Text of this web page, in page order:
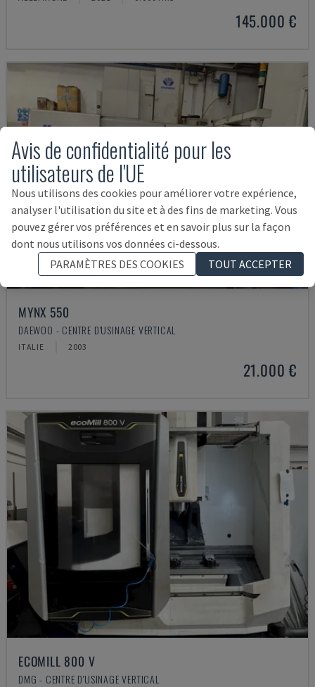
145.000 €
MYNX 550
DAEWOO - CENTRE D'USINAGE VERTICAL
ITALIE 2003
21.000 €
ECOMILL 800 V
DMG - CENTRE D'USINAGE VERTICAL
Avis de confidentialité pour les
utilisateurs de l'UE
Nous utilisons des cookies pour améliorer votre expérience,
analyser l'utilisation du site et à des fins de marketing. Vous
pouvez gérer vos préférences et en savoir plus sur la façon
dont nous utilisons vos données ci-dessous.
PARAMÈTRES DES COOKIES
TOUT ACCEPTER